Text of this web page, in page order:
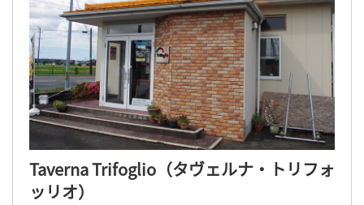
Taverna Trifoglio（タヴェルナ・トリフォ
ッリオ）